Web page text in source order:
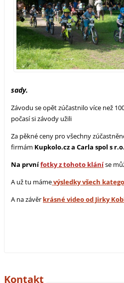
sady.
Závodu se opět zúčastnilo více než
počasí si závody užili
Za pěkné ceny pro všechny
firmám Kupkolo.cz a Carla spol s
Na prvnífotky z tohoto kláníse
A už tu mámevýsledky všech
A na závěr krásné video od Jirky
Kontakt